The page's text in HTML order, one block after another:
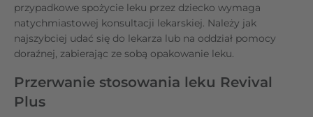
przypadkowe spożycie leku przez dziecko wymaga
natychmiastowej konsultacji lekarskiej. Należy jak
najszybciej udać się do lekarza lub na oddział pomocy
doraźnej, zabierając ze sobą opakowanie leku.
Przerwanie stosowania leku Revival
Plus